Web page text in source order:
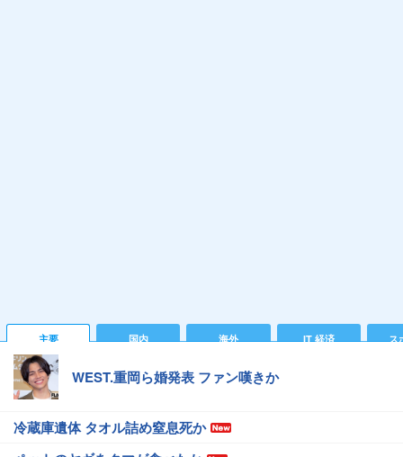
主要 国内 海外 IT 経済 ス
WEST.重岡ら婚発表 ファン嘆きか
冷蔵庫遺体 タオル詰め窒息死か